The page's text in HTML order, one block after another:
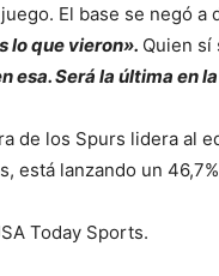
El base se negó a
lo que vieron». Quien sí
esa. Será la última en
de los Spurs lidera al
está lanzando un
Today Sports.